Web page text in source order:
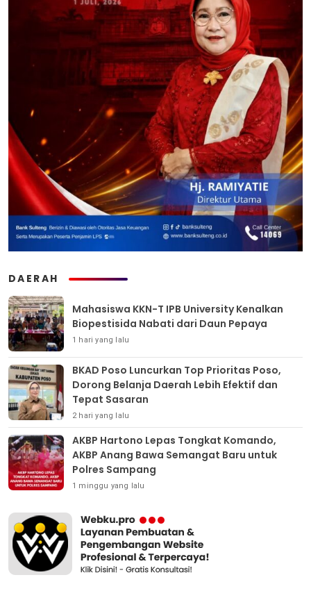
DAERAH
Mahasiswa KKN-T IPB University Kenalkan
Biopestisida Nabati dari Daun Pepaya
1 hari yang lalu
BKAD Poso Luncurkan Top Prioritas Poso,
Dorong Belanja Daerah Lebih Efektif dan
Tepat Sasaran
2 hari yang lalu
AKBP Hartono Lepas Tongkat Komando,
AKBP Anang Bawa Semangat Baru untuk
Polres Sampang
1 minggu yang lalu